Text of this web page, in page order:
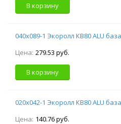
В корзину
040х089-1 Экоролл КВ80 ALU
Цена: 279.53 руб.
В корзину
020х042-1 Экоролл КВ80 ALU
Цена: 140.76 руб.